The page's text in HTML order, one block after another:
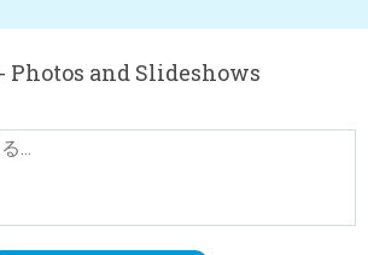
Photos and Slideshows